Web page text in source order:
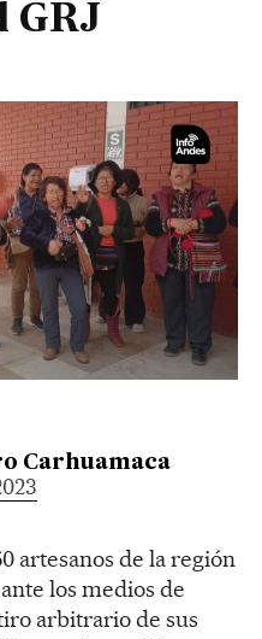
GRJ
Carhuamaca
artesanos de la región
los medios de
arbitrario de sus